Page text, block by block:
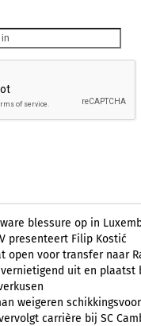
blessure op in
presenteert Filip Kostić
open voor transfer naar
uit en plaatst
weigeren
carrière bij SC